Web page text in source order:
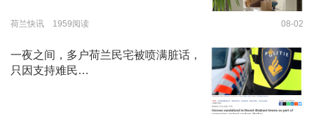
荷兰快讯 1959阅读 08-02
一夜之间，多户荷兰民宅被喷满脏话，
只因支持难民…